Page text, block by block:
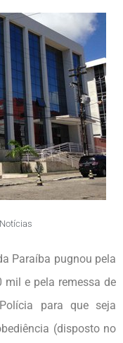
Notícias
Paraíba pugnou pela
mil e pela remessa de
para que seja
(disposto no